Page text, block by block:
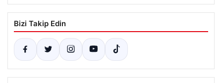
Bizi Takip Edin